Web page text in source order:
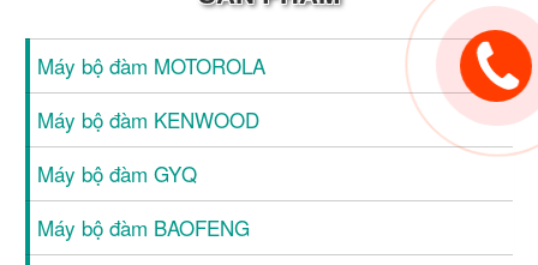
Máy bộ đàm MOTOROLA
Máy bộ đàm KENWOOD
Máy bộ đàm GYQ
Máy bộ đàm BAOFENG